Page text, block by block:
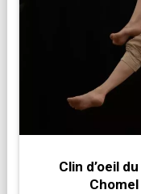
Clin d’oeil